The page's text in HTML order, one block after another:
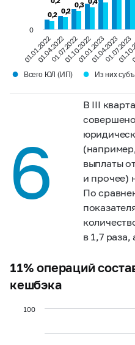
0,2
0,2 0,2
0,2
0,3
0,3
01.01.2022
01.04.202201.07.2022
01.10.2022
01.01.2023
01.04.202301.07.2023
0
● Всего ЮЛ (ИП) ● Из них
6
В III
выплаты
и прочее)
По
в 1,7 раза,
11% операций
кешбэка
100